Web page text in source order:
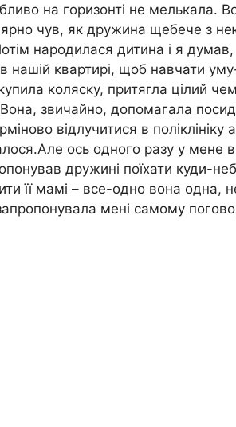
на горизонті не мелькала.
чув, як дружина щебече з
народилася дитина і я
нашій квартирі, щоб навчати
коляску, притягла цілий
звичайно, допомагала
відлучитися в
ось одного разу у мене
дружині поїхати куди-
її мамі – все-одно вона одна,
мені самому